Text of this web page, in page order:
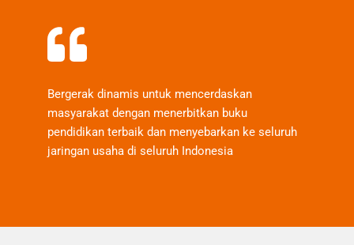
Bergerak dinamis untuk mencerdaskan
masyarakat dengan menerbitkan buku
pendidikan terbaik dan menyebarkan ke seluruh
jaringan usaha di seluruh Indonesia